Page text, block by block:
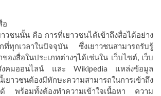
อ
าวชนนั้น คือ การที่เยาวชนได้เข้าถึงสื่อได้อย่าง
ที่ทุกเวลาในปัจจุบัน
ซึ่งเยาวชนสามารถรับรู้
ของสื่อในประเภทต่างๆได้เช่นใน เว็บไซต์, เว็บ
งคมออนไลน์ และ Wikipedia แหล่งข้อมูล
เยาวชนต้องมีทักษะความสามารถในการเข้าถึง
พร้อมทั้งต้องทำความเข้าใจเนื้อหา
ความ